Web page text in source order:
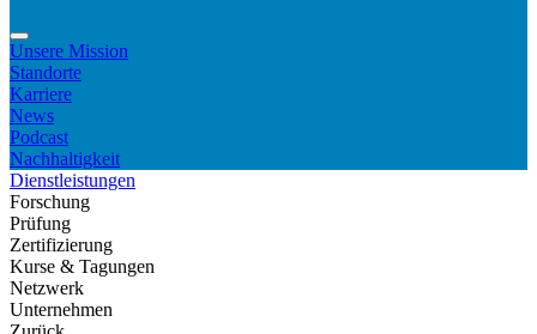
Unsere Mission
Standorte
Karriere
News
Podcast
Nachhaltigkeit
Dienstleistungen
Forschung
Prüfung
Zertifizierung
Kurse & Tagungen
Netzwerk
Unternehmen